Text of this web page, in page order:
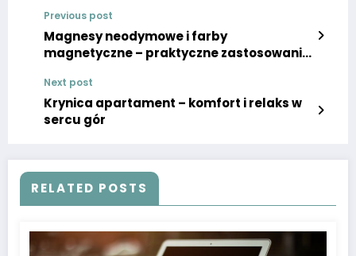
Previous post
Magnesy neodymowe i farby
magnetyczne – praktyczne zastosowanie
Next post
Krynica apartament – komfort i relaks w
sercu gór
RELATED POSTS